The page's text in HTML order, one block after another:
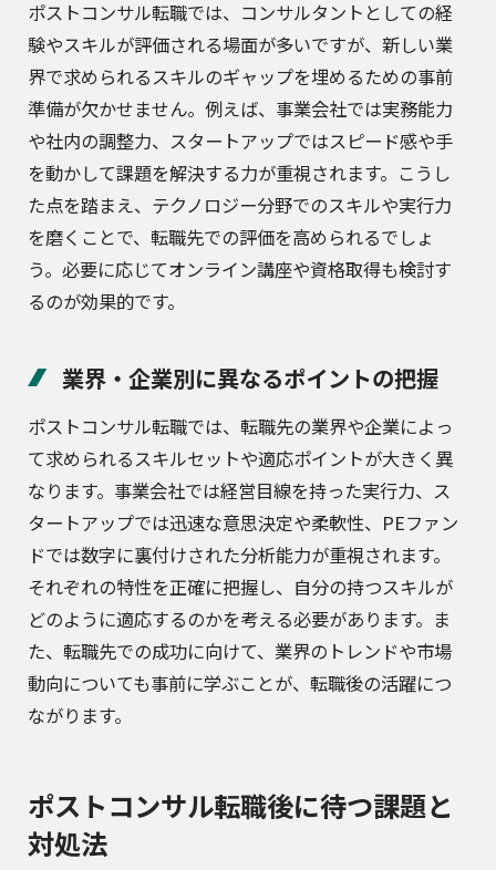
ポストコンサル転職では、コンサルタントとしての経
験やスキルが評価される場面が多いですが、新しい業
界で求められるスキルのギャップを埋めるための事前
準備が欠かせません。例えば、事業会社では実務能力
や社内の調整力、スタートアップではスピード感や手
を動かして課題を解決する力が重視されます。こうし
た点を踏まえ、テクノロジー分野でのスキルや実行力
を磨くことで、転職先での評価を高められるでしょ
う。必要に応じてオンライン講座や資格取得も検討す
るのが効果的です。
業界・企業別に異なるポイントの把握
ポストコンサル転職では、転職先の業界や企業によっ
て求められるスキルセットや適応ポイントが大きく異
なります。事業会社では経営目線を持った実行力、ス
タートアップでは迅速な意思決定や柔軟性、PEファン
ドでは数字に裏付けされた分析能力が重視されます。
それぞれの特性を正確に把握し、自分の持つスキルが
どのように適応するのかを考える必要があります。ま
た、転職先での成功に向けて、業界のトレンドや市場
動向についても事前に学ぶことが、転職後の活躍につ
ながります。
ポストコンサル転職後に待つ課題と
対処法